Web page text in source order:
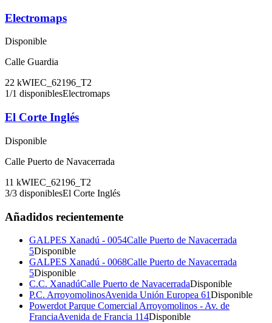
Electromaps
Disponible
Calle Guardia
22 kWIEC_62196_T2
1/1 disponiblesElectromaps
El Corte Inglés
Disponible
Calle Puerto de Navacerrada
11 kWIEC_62196_T2
3/3 disponiblesEl Corte Inglés
Añadidos recientemente
GALPES Xanadú - 0054Calle Puerto de Navacerrada
5Disponible
GALPES Xanadú - 0068Calle Puerto de Navacerrada
5Disponible
C.C. XanadúCalle Puerto de NavacerradaDisponible
P.C. ArroyomolinosAvenida Unión Europea 61Disponible
Powerdot Parque Comercial Arroyomolinos - Av. de
FranciaAvenida de Francia 114Disponible